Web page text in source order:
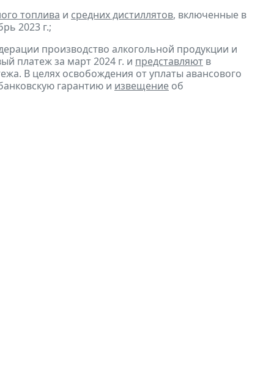
топлива и средних дистиллятов, включенные в
2023 г.;
производство алкогольной продукции и
платеж за март 2024 г. и представляют в
В целях освобождения от уплаты авансового
гарантию и извещение об